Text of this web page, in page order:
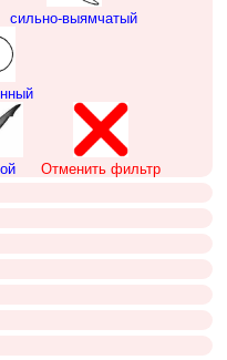
сильно-выямчатый
Отменить фильтр